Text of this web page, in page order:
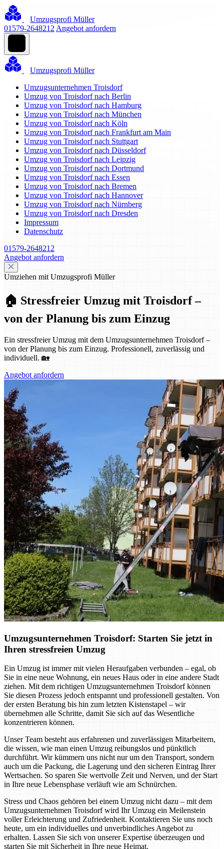
Umzugsprofi Müller
01579-2648212 Angebot anfordern
Umzugsprofi Müller
Umzugsunternehmen Troisdorf
Umzug von Troisdorf nach Berlin
Umzug von Troisdorf nach Hamburg
Umzug von Troisdorf nach München
Umzug von Troisdorf nach Köln
Umzug von Troisdorf nach Frankfurt am Main
Umzug von Troisdorf nach Stuttgart
Umzug von Troisdorf nach Düsseldorf
Umzug von Troisdorf nach Leipzig
Umzug von Troisdorf nach Dortmund
Umzug von Troisdorf nach Essen
Umzug von Troisdorf nach Bremen
Umzug von Troisdorf nach Hannover
Umzug von Troisdorf nach Nürnberg
Umzug von Troisdorf nach Dresden
Impressum
Datenschutz
01579-2648212
Angebot anfordern
Umziehen mit Umzugsprofi Müller
🏠 Stressfreier Umzug mit Troisdorf –
von der Planung bis zum Einzug
Ein stressfreier Umzug mit dem Umzugsunternehmen Troisdorf –
von der Planung bis zum Einzug. Professionell, zuverlässig und
individuell. 🏡
Angebot anfordern
Umzugsunternehmen Troisdorf: Starten Sie jetzt in
Ihren stressfreien Umzug
Ein Umzug ist immer mit vielen Heraufgaben verbunden – egal, ob
Sie in eine neue Wohnung, ein neues Haus oder in eine andere Stadt
ziehen. Mit dem richtigen Umzugsunternehmen Troisdorf können
Sie diesen Prozess jedoch entspannt und professionell gestalten. Von
der ersten Beratung bis hin zum letzten Kistenstapel – wir
übernehmen alle Schritte, damit Sie sich auf das Wesentliche
konzentrieren können.
Unser Team besteht aus erfahrenen und zuverlässigen Mitarbeitern,
die wissen, wie man einen Umzug reibungslos und pünktlich
durchführt. Wir kümmern uns nicht nur um den Transport, sondern
auch um die Packung, die Lagerung und den sicheren Eintrag Ihrer
Wertsachen. So sparen Sie wertvolle Zeit und Nerven, und der Start
in Ihre neue Lebensphase verläuft wie am Schnürchen.
Stress und Chaos gehören bei einem Umzug nicht dazu – mit dem
Umzugsunternehmen Troisdorf wird Ihr Umzug ein Meilenstein
voller Erleichterung und Zufriedenheit. Kontaktieren Sie uns noch
heute, um ein individuelles und unverbindliches Angebot zu
erhalten. Lassen Sie sich von unserer Expertise überzeugen und
starten Sie mit Sicherheit in Ihre neue Heimat.